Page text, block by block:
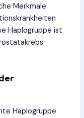
Merkmale
Haplogruppe ist
Haplogruppe